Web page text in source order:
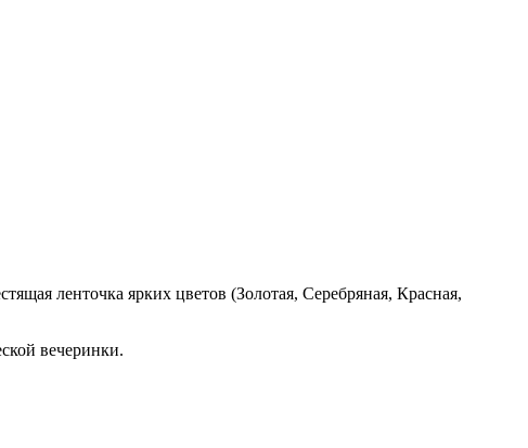
ленточка ярких цветов (Золотая, Серебряная, Красная,
вечеринки.